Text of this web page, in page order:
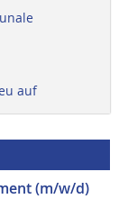
auf
(m/w/d)